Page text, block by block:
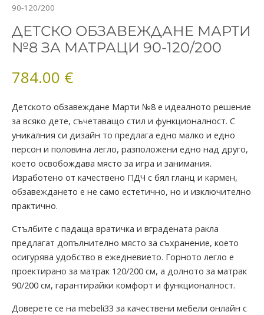
90-120/200
ДЕТСКО ОБЗАВЕЖДАНЕ МАРТИ
№8 ЗА МАТРАЦИ 90-120/200
784.00 €
Детското обзавеждане Марти №8 е идеалното решение
за всяко дете, съчетаващо стил и функционалност. С
уникалния си дизайн то предлага едно малко и едно
персон и половина легло, разположени едно над друго,
което освобождава място за игра и занимания.
Изработено от качествено ПДЧ с бял гланц и кармен,
обзавеждането е не само естетично, но и изключително
практично.
Стълбите с падаща вратичка и вградената ракла
предлагат допълнително място за съхранение, което
осигурява удобство в ежедневието. Горното легло е
проектирано за матрак 120/200 см, а долното за матрак
90/200 см, гарантирайки комфорт и функционалност.
Доверете се на mebeli33 за качествени мебели онлайн с
ДЕТСКО
МАРТИ
№8
МАТРАЦИ
120/200